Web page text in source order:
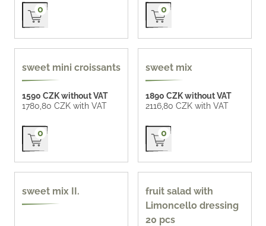
Přidat do košíku
0 Přidat do košíku
0
homemade 71 CZK / pc
sweet mini croissants
1590 CZK without VAT
1780,80 CZK with VAT
Přidat do košíku
0
popular
sweet mix
1890 CZK without VAT
2116,80 CZK with VAT
Přidat do košíku
0
sweet mix II.
fruit salad with
Limoncello dressing
20 pcs